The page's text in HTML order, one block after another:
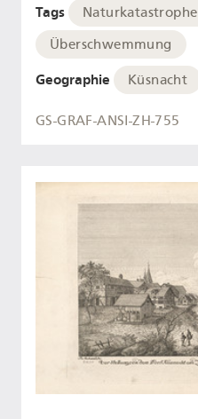
Tags
Naturkatastrophe
Überschwemmung
Geographie Küsnacht
GS-GRAF-ANSI-ZH-755